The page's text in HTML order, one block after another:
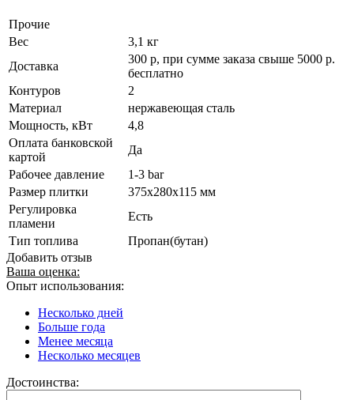
Прочие
Вес
3,1 кг
Доставка
300 р, при сумме заказа свыше 5000 р.
бесплатно
Контуров
2
Материал
нержавеющая сталь
Мощность, кВт
4,8
Оплата банковской
картой
Да
Рабочее давление
1-3 bar
Размер плитки
375x280x115 мм
Регулировка
пламени
Есть
Тип топлива
Пропан(бутан)
Добавить отзыв
Ваша оценка:
Опыт использования:
Несколько дней
Больше года
Менее месяца
Несколько месяцев
Достоинства: